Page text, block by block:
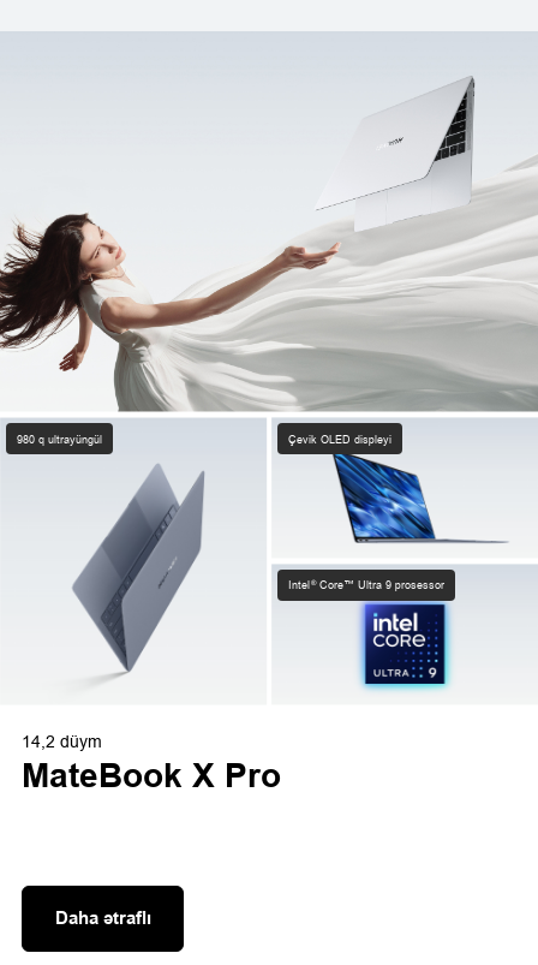
980 q ultrayüngül Çevik OLED displeyi
Intel®Core™ Ultra 9 prosessor
14,2 düym
MateBook X Pro
Daha ətraflı